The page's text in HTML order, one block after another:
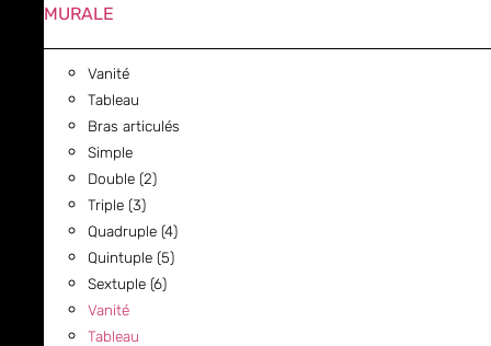
MURALE
Vanité
Tableau
Bras articulés
Simple
Double (2)
Triple (3)
Quadruple (4)
Quintuple (5)
Sextuple (6)
Vanité
Tableau